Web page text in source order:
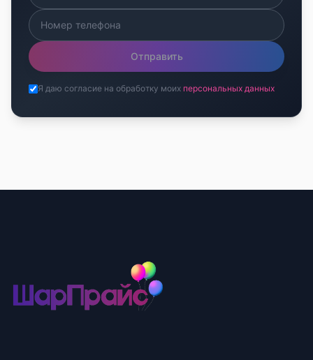
Отправить
Я даю согласие на обработку моих персональных данных